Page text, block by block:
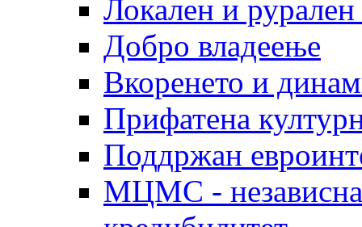
Локален и рурален
Добро владеење
Вкоренето и
Прифатена
Поддржан
МЦМС - независна